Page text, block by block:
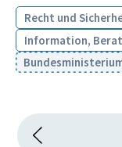
Recht und
Information,